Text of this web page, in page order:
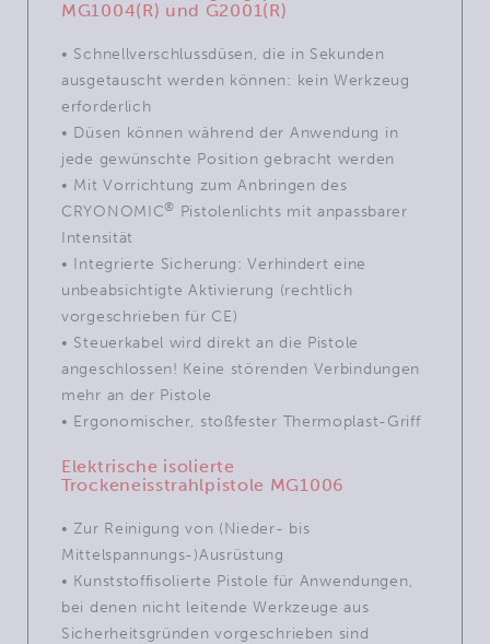
MG1004(R) und G2001(R)
• Schnellverschlussdüsen, die in Sekunden
ausgetauscht werden können: kein Werkzeug
erforderlich
• Düsen können während der Anwendung in
jede gewünschte Position gebracht werden
• Mit Vorrichtung zum Anbringen des
CRYONOMIC® Pistolenlichts mit anpassbarer
Intensität
• Integrierte Sicherung: Verhindert eine
unbeabsichtigte Aktivierung (rechtlich
vorgeschrieben für CE)
• Steuerkabel wird direkt an die Pistole
angeschlossen! Keine störenden Verbindungen
mehr an der Pistole
• Ergonomischer, stoßfester Thermoplast-Griff
Elektrische isolierte
Trockeneisstrahlpistole MG1006
• Zur Reinigung von (Nieder- bis
Mittelspannungs-)Ausrüstung
• Kunststoffisolierte Pistole für Anwendungen,
bei denen nicht leitende Werkzeuge aus
Sicherheitsgründen vorgeschrieben sind